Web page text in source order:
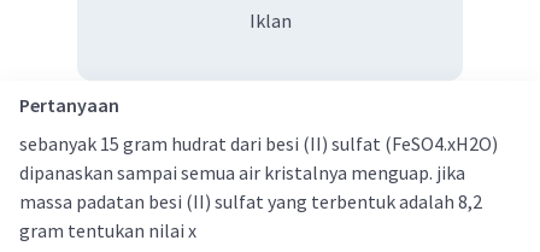
Iklan
Pertanyaan
sebanyak 15 gram hudrat dari besi (II) sulfat (FeSO4.xH2O)
dipanaskan sampai semua air kristalnya menguap. jika
massa padatan besi (II) sulfat yang terbentuk adalah 8,2
gram tentukan nilai x